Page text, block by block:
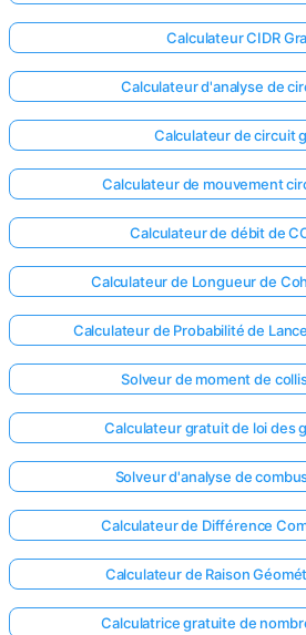
Calculateur CIDR
Calculateur d'analyse de
Calculateur de circuit
Calculateur de mouvement
Calculateur de débit de
Calculateur de Longueur de
Calculateur de Probabilité de
Solveur de moment de
Calculateur gratuit de loi des
Solveur d'analyse de
Calculateur de Différence
Calculateur de Raison
Calculatrice gratuite de